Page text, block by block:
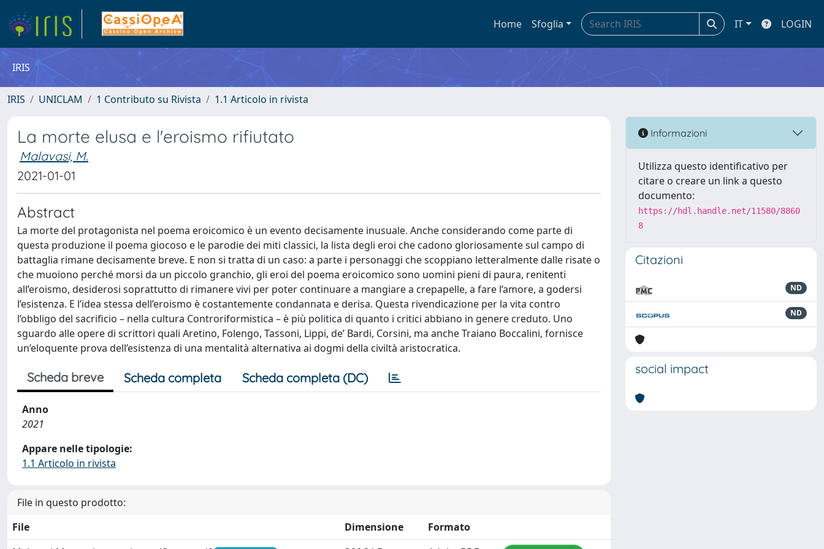
Home Sfoglia IT LOGIN
IRIS
IRIS UNICLAM 1 Contributo su Rivista 1.1 Articolo in rivista
La morte elusa e l'eroismo rifiutato
Malavasi, M.
2021-01-01
Abstract
La morte del protagonista nel poema eroicomico è un evento decisamente inusuale. Anche considerando come parte di
questa produzione il poema giocoso e le parodie dei miti classici, la lista degli eroi che cadono gloriosamente sul campo di
battaglia rimane decisamente breve. E non si tratta di un caso: a parte i personaggi che scoppiano letteralmente dalle risate o
che muoiono perché morsi da un piccolo granchio, gli eroi del poema eroicomico sono uomini pieni di paura, renitenti
all’eroismo, desiderosi soprattutto di rimanere vivi per poter continuare a mangiare a crepapelle, a fare l’amore, a godersi
l’esistenza. E l’idea stessa dell’eroismo è costantemente condannata e derisa. Questa rivendicazione per la vita contro
l’obbligo del sacrificio – nella cultura Controriformistica – è più politica di quanto i critici abbiano in genere creduto. Uno
sguardo alle opere di scrittori quali Aretino, Folengo, Tassoni, Lippi, de’ Bardi, Corsini, ma anche Traiano Boccalini, fornisce
un’eloquente prova dell’esistenza di una mentalità alternativa ai dogmi della civiltà aristocratica.
Scheda breve Scheda completa Scheda completa (DC)
Anno
2021
Appare nelle tipologie:
1.1 Articolo in rivista
File in questo prodotto:
File
Dimensione
Formato
Informazioni
Utilizza questo identificativo per
citare o creare un link a questo
documento:
https://hdl.handle.net/11580/8860
8
Citazioni
ND
ND
social impact